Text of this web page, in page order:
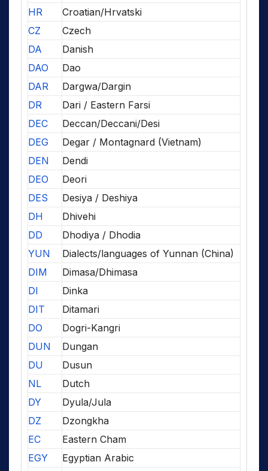
HR
Croatian/Hrvatski
CZ
Czech
DA
Danish
DAO
Dao
DAR
Dargwa/Dargin
DR
Dari / Eastern Farsi
DEC
Deccan/Deccani/Desi
DEG
Degar / Montagnard (Vietnam)
DEN
Dendi
DEO
Deori
DES
Desiya / Deshiya
DH
Dhivehi
DD
Dhodiya / Dhodia
YUN
Dialects/languages of Yunnan (China)
DIM
Dimasa/Dhimasa
DI
Dinka
DIT
Ditamari
DO
Dogri-Kangri
DUN
Dungan
DU
Dusun
NL
Dutch
DY
Dyula/Jula
DZ
Dzongkha
EC
Eastern Cham
EGY
Egyptian Arabic